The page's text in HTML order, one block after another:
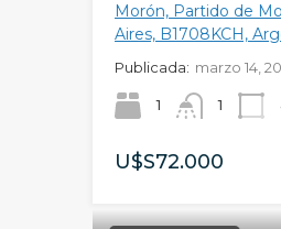
Morón, Partido de
Aires, B1708KCH,
Publicada: marzo 14,
1 1
U$S72.000